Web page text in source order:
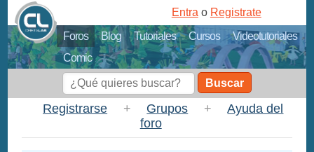
Foros Blog Tutoriales Cursos
Videotutoriales
Comic
Entra o Registrate
Buscar
Registrarse + Grupos +
Ayuda del
foro